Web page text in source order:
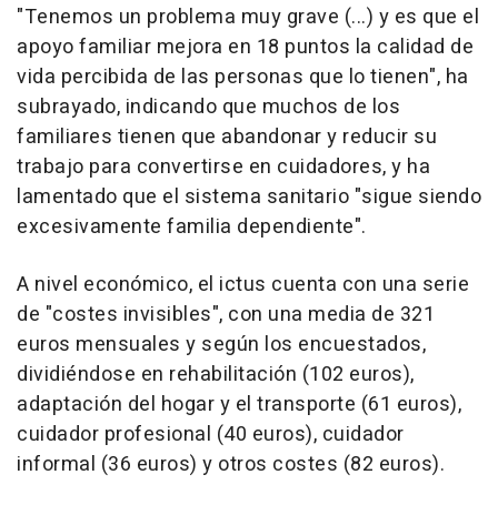
"Tenemos un problema muy grave (...) y es que el
apoyo familiar mejora en 18 puntos la calidad de
vida percibida de las personas que lo tienen", ha
subrayado, indicando que muchos de los
familiares tienen que abandonar y reducir su
trabajo para convertirse en cuidadores, y ha
lamentado que el sistema sanitario "sigue siendo
excesivamente familia dependiente".
A nivel económico, el ictus cuenta con una serie
de "costes invisibles", con una media de 321
euros mensuales y según los encuestados,
dividiéndose en rehabilitación (102 euros),
adaptación del hogar y el transporte (61 euros),
cuidador profesional (40 euros), cuidador
informal (36 euros) y otros costes (82 euros).